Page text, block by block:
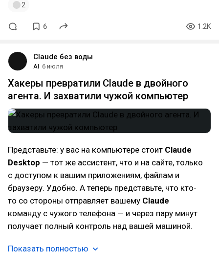
2
6 1.2K
Claude без воды
AI 6 июля
Хакеры превратили Claude в двойного
агента. И захватили чужой компьютер
Представьте: у вас на компьютере стоит Claude
Desktop — тот же ассистент, что и на сайте, только
с доступом к вашим приложениям, файлам и
браузеру. Удобно. А теперь представьте, что кто-
то со стороны отправляет вашему Claude
команду с чужого телефона — и через пару минут
получает полный контроль над вашей машиной.
Показать полностью